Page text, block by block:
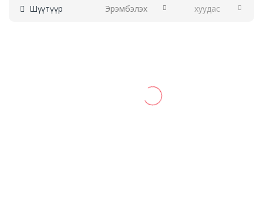
Шүүтүүр Эрэмбэлэх хуудас